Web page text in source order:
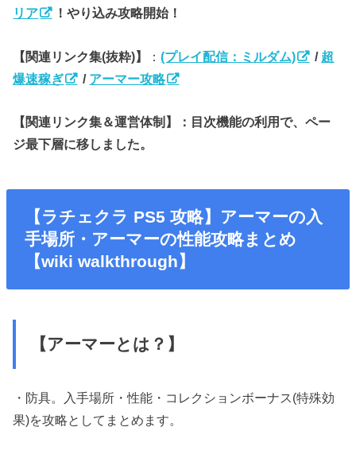
リア
！やり込み攻略開始！
【関連リンク集(抜粋)】 ：(プレイ配信：ミルダム) / 超
爆速稼ぎ
/ アーマー攻略
【関連リンク集＆運営体制】：目次機能の利用で、ペー
ジ最下層に移しました。
【ラチェクラ PS5 攻略】アーマーの入
手場所・アーマーの性能攻略まとめ
【wiki walkthrough】
【アーマーとは？】
・防具。入手場所・性能・コレクションボーナス(特殊効
果)を攻略としてまとめます。